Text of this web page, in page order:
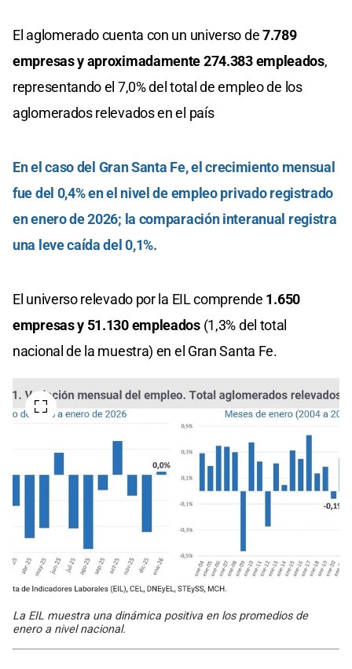
El aglomerado cuenta con un universo de7.789
empresas y aproximadamente 274.383 empleados,
representando el 7,0% del total de empleo de los
aglomerados relevados en el país
En el caso del Gran Santa Fe, el crecimiento mensual
fue del 0,4% en el nivel de empleo privado registrado
en enero de 2026; la comparación interanual registra
una leve caída del 0,1%.
El universo relevado por la EIL comprende 1.650
empresas y 51.130 empleados (1,3% del total
nacional de la muestra) en el Gran Santa Fe.
La EIL muestra una dinámica positiva en los promedios de
enero a nivel nacional.